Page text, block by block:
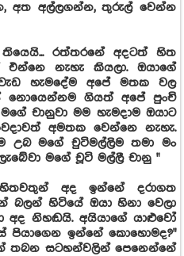
අත අල්ලගන්න, තුරුල් වෙන්න
රත්තරනේ අදටත් හිත
නැහැ කියලා. ඔයාගේ
හැමදේම අපේ මතක වල
නොයෙන්නම ගියත් අපේ පුංචි
චානුවා මම හැමදාම ඔයාට
අමතක වෙන්නෙ නැහැ.
උබ මගේ චුටිමල්ලිම තමා මං
මගේ චූටි මල්ලී චානු "
අද ඉන්නේ දරාගත
බලන් හිටියේ ඔයා හිනා වෙලා
අද නිහඬයි. අයියාගේ යාළුවෝ
පියාගෙන ඉන්නේ කොහොමද?"
තබන සටහන්වලින් පෙනෙන්නේ